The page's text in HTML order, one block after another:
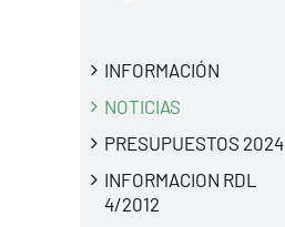
INFORMACIÓN
NOTICIAS
PRESUPUESTOS 2024
INFORMACION RDL
4/2012